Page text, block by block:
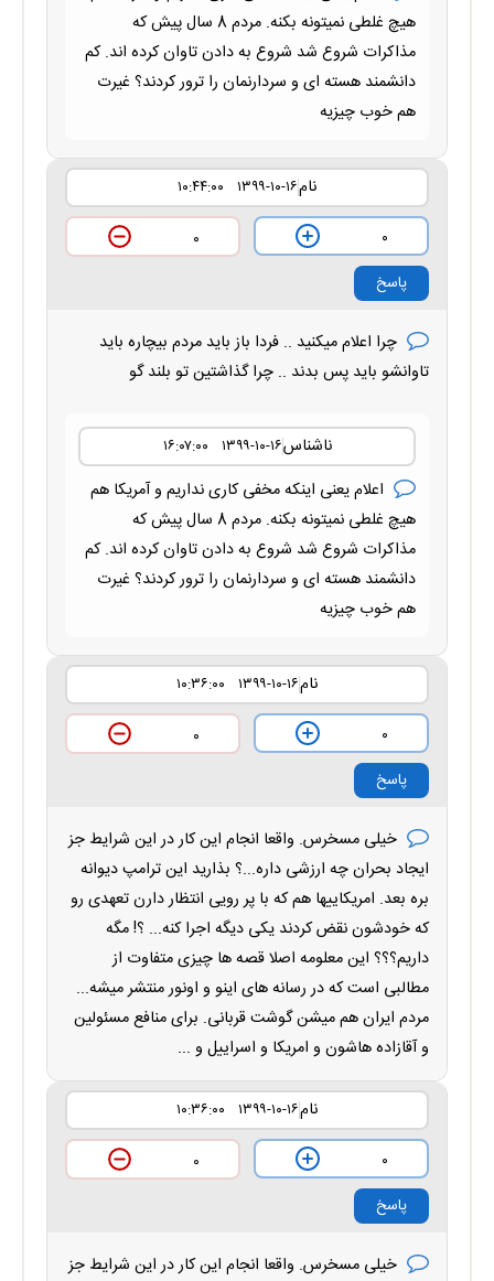
هیچ غلطی نمیتونه بکنه. مردم 8 سال پیش که
مذاکرات شروع شد شروع به دادن تاوان کرده اند. کم
دانشمند هسته ای و سردارنمان را ترور کردند؟ غیرت
هم خوب چیزیه
نام۱۳۹۹-۱۰-۱۶ ۱۰:۴۴:۰۰
۰
۰
پاسخ
چرا اعلام میکنید .. فردا باز باید مردم بیچاره باید
تاوانشو باید پس بدند .. چرا گذاشتین تو بلند گو
ناشناس۱۳۹۹-۱۰-۱۶ ۱۶:۰۷:۰۰
اعلام یعنی اینکه مخفی کاری نداریم و آمریکا هم
هیچ غلطی نمیتونه بکنه. مردم 8 سال پیش که
مذاکرات شروع شد شروع به دادن تاوان کرده اند. کم
دانشمند هسته ای و سردارنمان را ترور کردند؟ غیرت
هم خوب چیزیه
نام۱۳۹۹-۱۰-۱۶ ۱۰:۳۶:۰۰
۰
۰
پاسخ
خیلی مسخرس. واقعا انجام این کار در این شرایط جز
ایجاد بحران چه ارزشی داره...؟ بذارید این ترامپ دیوانه
بره بعد. امریکاییها هم که با پر رویی انتظار دارن تعهدی رو
که خودشون نقض کردند یکی دیگه اجرا کنه... ؟! مگه
داریم؟؟؟ این معلومه اصلا قصه ها چیزی متفاوت از
مطالبی است که در رسانه های اینو و اونور منتشر میشه...
مردم ایران هم میشن گوشت قربانی. برای منافع مسئولین
و آقازاده هاشون و امریکا و اسراییل و ...
نام۱۳۹۹-۱۰-۱۶ ۱۰:۳۶:۰۰
۰
۰
پاسخ
خیلی مسخرس. واقعا انجام این کار در این شرایط جز